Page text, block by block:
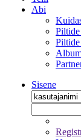
Abi
Sisene